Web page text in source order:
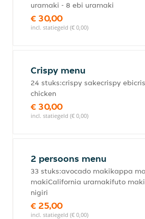
uramaki - 8 ebi uramaki
€ 30,00
incl. statiegeld (€ 0,00)
Crispy menu
24 stuks:crispy sakecrispy
chicken
€ 30,00
incl. statiegeld (€ 0,00)
2 persoons menu
33 stuks:avocado makikappa
makiCalifornia uramakifuto
nigiri
€ 25,00
incl. statiegeld (€ 0,00)